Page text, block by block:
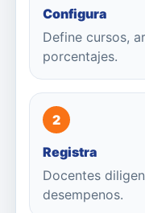
Configura
Define cursos,
porcentajes.
2
Registra
Docentes
desempenos.